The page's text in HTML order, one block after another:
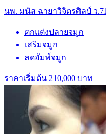
นพ. มนัส ฉายาวิจิตรศิลป์ ว
ตกแต่งปลายจมูก
เสริมจมูก
ลดฮัมพ์จมูก
ราคาเริ่มต้น 210,000 บาท